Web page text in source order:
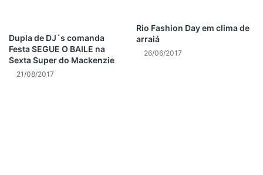
visitantes poderão conferir uma Feira Interativa e
Sensorial, seminários internacionais sobre “Economia
verde e criativa” e muito mais.
Dupla de DJ´s comanda
Festa SEGUE O BAILE na
Sexta Super do Mackenzie
21/08/2017
Rio Fashion Day em clima de
arraiá
26/06/2017